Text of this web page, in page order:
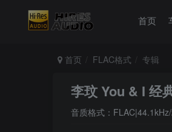
首页
首页 FLAC格式 专辑
李玟 You & I 经
音质格式：